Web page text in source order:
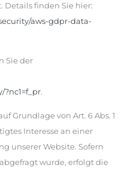
Details finden Sie hier:
aws-gdpr-data-
Sie der
?nc1=f_pr.
Grundlage von Art. 6 Abs. 1
Interesse an einer
unserer Website. Sofern
wurde, erfolgt die